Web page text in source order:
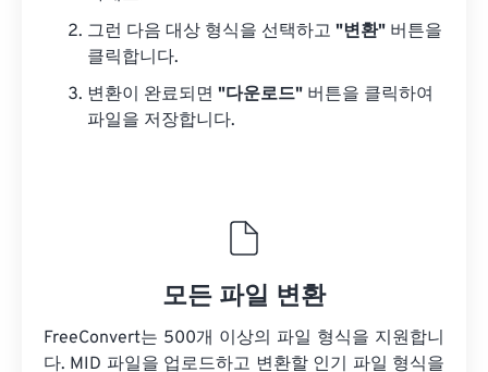
그런 다음 대상 형식을 선택하고 "변환" 버튼을
클릭합니다.
변환이 완료되면 "다운로드" 버튼을 클릭하여
파일을 저장합니다.
모든 파일 변환
FreeConvert는 500개 이상의 파일 형식을 지원합니
다. MID 파일을 업로드하고 변환할 인기 파일 형식을